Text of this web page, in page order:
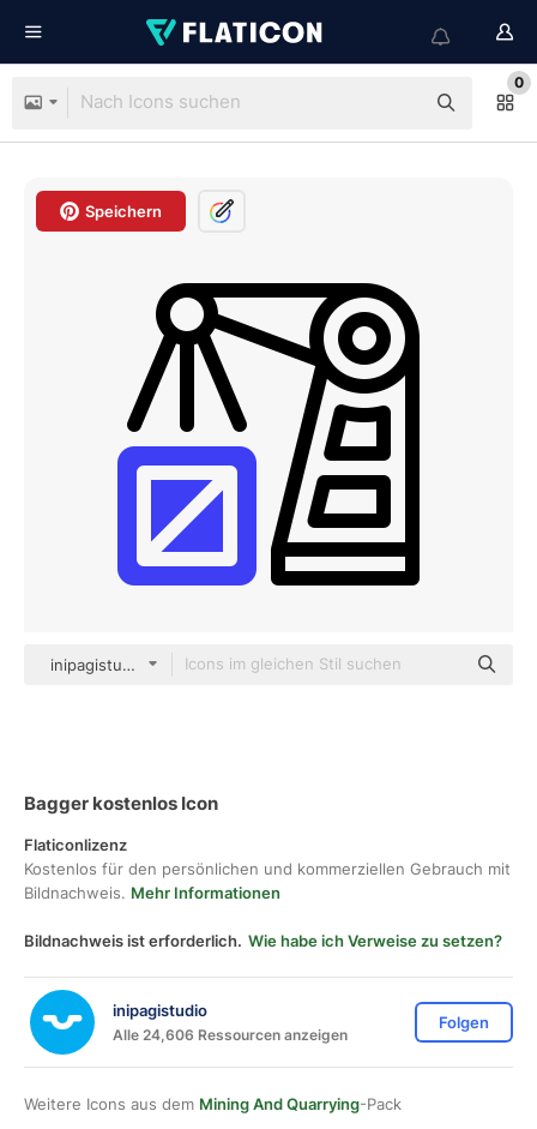
0
Speichern
inipagistudio Mixed
Bagger kostenlos Icon
Flaticonlizenz
Kostenlos für den persönlichen und kommerziellen Gebrauch mit
Bildnachweis. Mehr Informationen
Bildnachweis ist erforderlich. Wie habe ich Verweise zu setzen?
inipagistudio
Alle 24,606 Ressourcen anzeigen
Folgen
Weitere Icons aus dem Mining And Quarrying-Pack